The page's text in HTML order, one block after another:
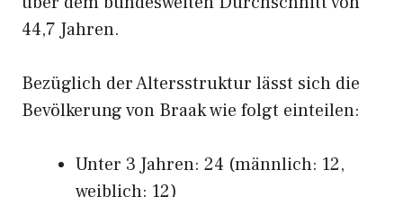
44,7 Jahren.
Bezüglich der Altersstruktur lässt sich die
Bevölkerung von Braak wie folgt einteilen:
Unter 3 Jahren: 24 (männlich: 12,
weiblich: 12)